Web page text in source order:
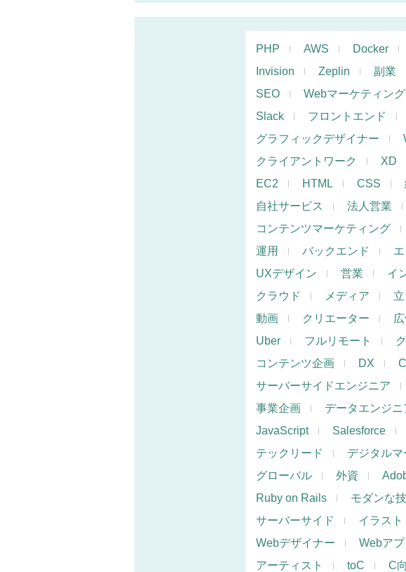
PHP AWS Docker
Invision
Zeplin 副業
SEO
Webマーケティング
Slack
フロントエンド
グラフィックデザイナー
クライアントワーク
XD
EC2
HTML CSS
自社サービス
法人営業
コンテンツマーケティング
運用
バックエンド
UXデザイン
営業 イ
クラウド
メディア
動画
クリエーター
Uber
フルリモート
コンテンツ企画
DX
サーバーサイドエンジニア
事業企画
データエンジニ
JavaScript
Salesforce
テックリード
デジタル
グローバル
外資
Ruby on Rails
モダンな
サーバーサイド
イラスト
Webデザイナー
Webアプ
アーティスト
toC C